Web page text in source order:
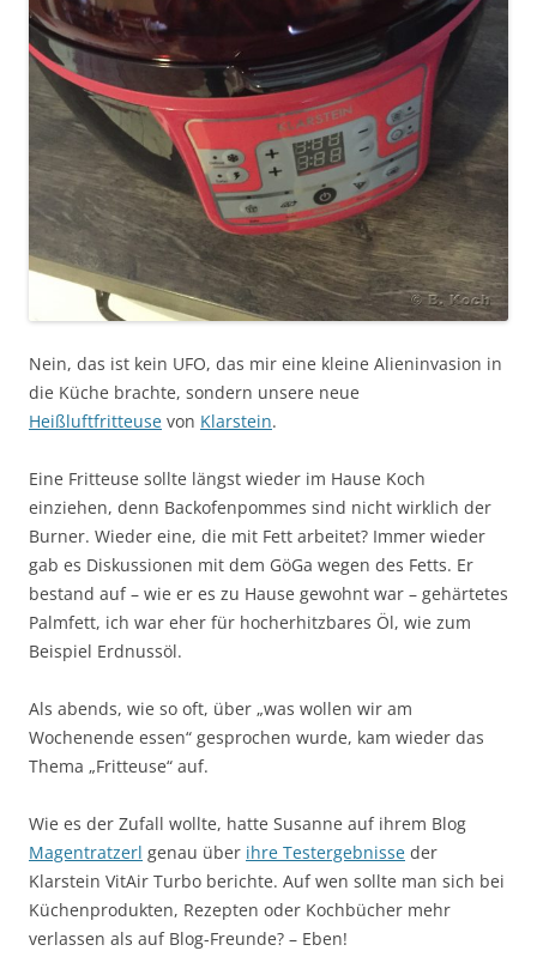
Nein, das ist kein UFO, das mir eine kleine Alieninvasion in
die Küche brachte, sondern unsere neue
Heißluftfritteuse von Klarstein.
Eine Fritteuse sollte längst wieder im Hause Koch
einziehen, denn Backofenpommes sind nicht wirklich der
Burner. Wieder eine, die mit Fett arbeitet? Immer wieder
gab es Diskussionen mit dem GöGa wegen des Fetts. Er
bestand auf – wie er es zu Hause gewohnt war – gehärtetes
Palmfett, ich war eher für hocherhitzbares Öl, wie zum
Beispiel Erdnussöl.
Als abends, wie so oft, über „was wollen wir am
Wochenende essen“ gesprochen wurde, kam wieder das
Thema „Fritteuse“ auf.
Wie es der Zufall wollte, hatte Susanne auf ihrem Blog
Magentratzerl genau über ihre Testergebnisse der
Klarstein VitAir Turbo berichte. Auf wen sollte man sich bei
Küchenprodukten, Rezepten oder Kochbücher mehr
verlassen als auf Blog-Freunde? – Eben!